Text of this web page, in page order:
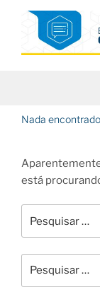
conteúdo
Nada encontrado
está
por:
por: